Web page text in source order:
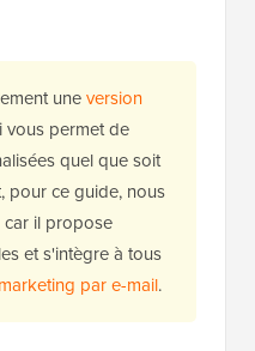
uneversion
vous permet de
quel que soit
pour ce guide, nous
car il propose
et s'intègre à tous
par e-mail.